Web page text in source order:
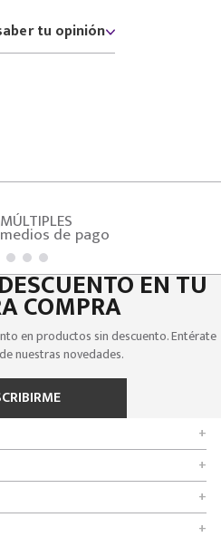
tu opinión
MÚLTIPLES
medios de pago
EN TU
COMPRA
en productos sin descuento. Entérate
nuestras novedades.
+
+
+
+